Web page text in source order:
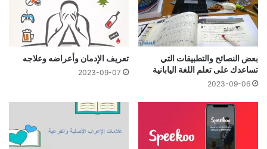
بعض النصائح والتطبيقات التي
تساعدك على تعلم اللغة اليابانية
2023-09-06
تعريف الإدمان وأعراضه وعلاجه
2023-09-07